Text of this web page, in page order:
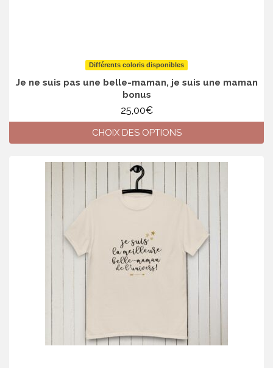
Différents coloris disponibles
Je ne suis pas une belle-maman, je suis une maman
bonus
25,00€
CHOIX DES OPTIONS
produit
a
plusieurs
variations.
peuvent
être
choisies
sur